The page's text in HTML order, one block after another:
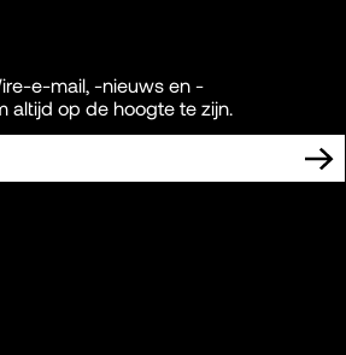
e-mail, -nieuws en -
altijd op de hoogte te zijn.